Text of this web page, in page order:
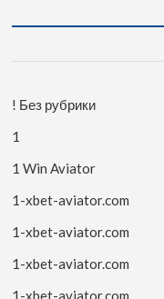
! Без рубрики
1
1 Win Aviator
1-xbet-aviator.com
1-xbet-aviator.com
1-xbet-aviator.com
1-xbet-aviator.com